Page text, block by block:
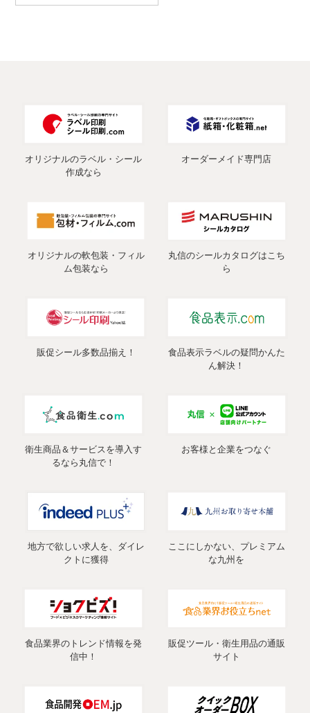
オリジナルのラベル・シール
作成なら
オーダーメイド専門店
オリジナルの軟包装・フィル
ム包装なら
丸信のシールカタログはこち
ら
販促シール多数品揃え！
食品表示ラベルの疑問かんた
ん解決！
衛生商品＆サービスを導入す
るなら丸信で！
お客様と企業をつなぐ
地方で欲しい求人を、ダイレ
クトに獲得
ここにしかない、プレミアム
な九州を
食品業界のトレンド情報を発
信中！
販促ツール・衛生用品の通販
サイト